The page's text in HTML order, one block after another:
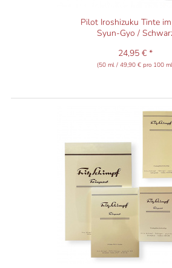
Pilot Iroshizuku Tinte
Syun-Gyo /
24,95 € *
(50 ml / 49,90 € pro 100